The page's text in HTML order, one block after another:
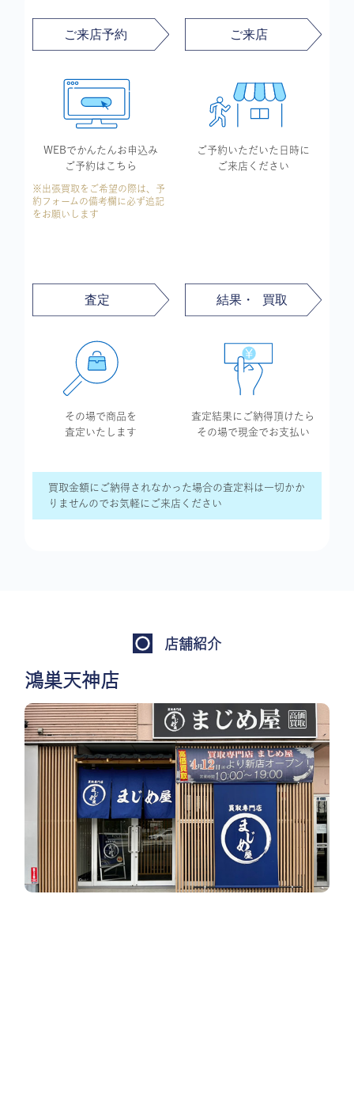
WEBでかんたんお申込み
ご予約はこちら
※出張買取をご希望の際は、予
約フォームの備考欄に必ず追記
をお願いします
ご予約いただいた 日時に
ご来店ください
その場で商品を
査定いたします
査定結果に ご納得頂けたら
その場で現金で お支払い
買取金額にご納得されなかった場合の査定料は一切かか
りませんのでお気軽にご来店ください
店舗紹介
鴻巣天神店